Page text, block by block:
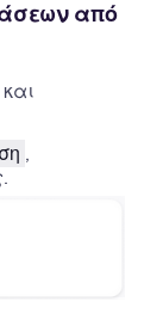
από
και
,
.